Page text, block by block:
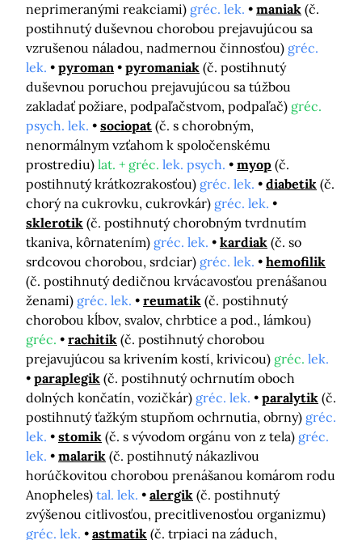
neprimeranými reakciami) gréc. lek. maniak (č.
postihnutý duševnou chorobou prejavujúcou sa
vzrušenou náladou, nadmernou činnosťou) gréc.
lek.
pyroman pyromaniak (č. postihnutý
duševnou poruchou prejavujúcou sa túžbou
zakladať požiare, podpaľačstvom, podpaľač) gréc.
psych. lek.
sociopat (č. s chorobným,
nenormálnym vzťahom k spoločenskému
prostrediu) lat. + gréc. lek. psych. myop (č.
postihnutý krátkozrakosťou) gréc. lek. diabetik (č.
chorý na cukrovku, cukrovkár) gréc. lek.
sklerotik (č. postihnutý chorobným tvrdnutím
tkaniva, kôrnatením) gréc. lek. kardiak (č. so
srdcovou chorobou, srdciar) gréc. lek.
hemofilik
(č. postihnutý dedičnou krvácavosťou prenášanou
ženami) gréc. lek. reumatik (č. postihnutý
chorobou kĺbov, svalov, chrbtice a pod., lámkou)
gréc.
rachitik (č. postihnutý chorobou
prejavujúcou sa krivením kostí, krivicou) gréc. lek.
paraplegik (č. postihnutý ochrnutím oboch
dolných končatín, vozičkár) gréc. lek. paralytik (č.
postihnutý ťažkým stupňom ochrnutia, obrny) gréc.
lek.
stomik (č. s vývodom orgánu von z tela) gréc.
lek.
malarik (č. postihnutý nákazlivou
horúčkovitou chorobou prenášanou komárom rodu
Anopheles) tal. lek. alergik (č. postihnutý
zvýšenou citlivosťou, precitlivenosťou organizmu)
gréc. lek.
astmatik (č. trpiaci na záduch,